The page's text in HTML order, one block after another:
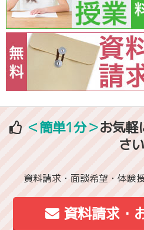
＜簡単1分＞お気軽
さい
資料請求・面談希望・体験
資料請求・